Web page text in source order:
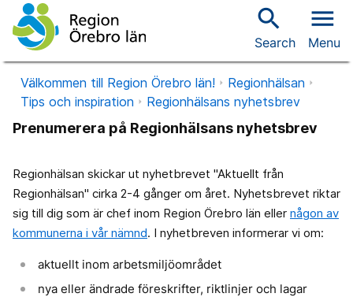
search
Search
menu
Menu
Välkommen till Region Örebro län!
Regionhälsan
Tips och inspiration
Regionhälsans nyhetsbrev
Prenumerera på Regionhälsans nyhetsbrev
Regionhälsan skickar ut nyhetbrevet "Aktuellt från
Regionhälsan" cirka 2-4 gånger om året. Nyhetsbrevet riktar
sig till dig som är chef inom Region Örebro län eller någon av
kommunerna i vår nämnd. I nyhetbreven informerar vi om:
aktuellt inom arbetsmiljöområdet
nya eller ändrade föreskrifter, riktlinjer och lagar